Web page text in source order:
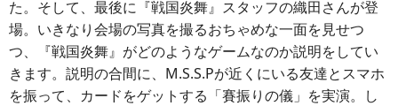
た。そして、最後に『戦国炎舞』スタッフの織田さんが登
場。いきなり会場の写真を撮るおちゃめな一面を見せつ
つ、『戦国炎舞』がどのようなゲームなのか説明をしてい
きます。説明の合間に、M.S.S.Pが近くにいる友達とスマホ
を振って、カードをゲットする「賽振りの儀」を実演。し